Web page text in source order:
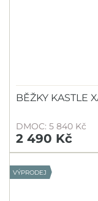
BĚŽKY KASTLE
DMOC: 5 840 Kč
2 490 Kč
VÝPRODEJ